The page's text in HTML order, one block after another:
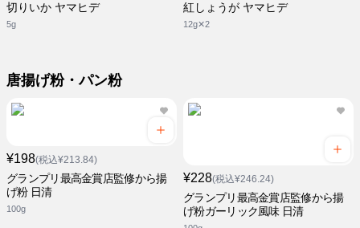
切りいか ヤマヒデ
5g
紅しょうが ヤマヒデ
12g✕2
唐揚げ粉・パン粉
¥198(税込¥213.84)
グランプリ最高金賞店監修から揚
げ粉 日清
100g
¥228(税込¥246.24)
グランプリ最高金賞店監修から揚
げ粉ガーリック風味 日清